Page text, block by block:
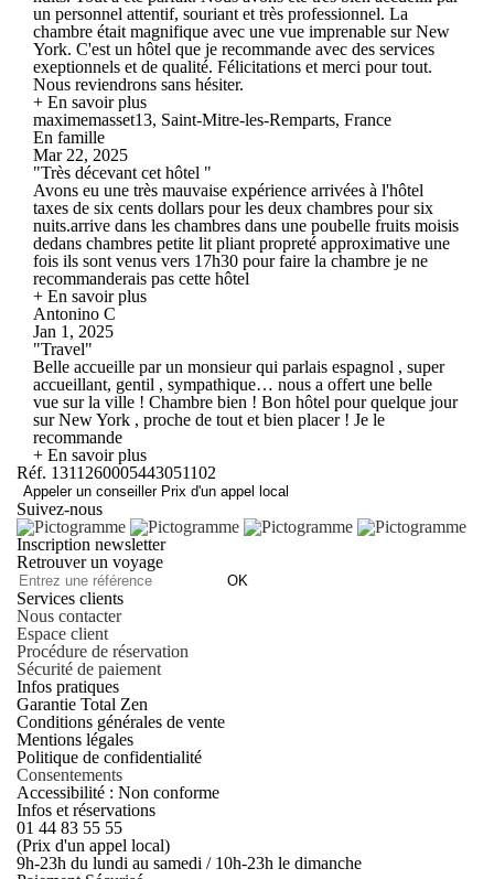
un personnel attentif, souriant et très professionnel. La
chambre était magnifique avec une vue imprenable sur New
York. C'est un hôtel que je recommande avec des services
exeptionnels et de qualité. Félicitations et merci pour tout.
Nous reviendrons sans hésiter.
+ En savoir plus
maximemasset13, Saint-Mitre-les-Remparts, France
En famille
Mar 22, 2025
"Très décevant cet hôtel "
Avons eu une très mauvaise expérience arrivées à l'hôtel
taxes de six cents dollars pour les deux chambres pour six
nuits.arrive dans les chambres dans une poubelle fruits moisis
dedans chambres petite lit pliant propreté approximative une
fois ils sont venus vers 17h30 pour faire la chambre je ne
recommanderais pas cette hôtel
+ En savoir plus
Antonino C
Jan 1, 2025
"Travel"
Belle accueille par un monsieur qui parlais espagnol , super
accueillant, gentil , sympathique… nous a offert une belle
vue sur la ville ! Chambre bien ! Bon hôtel pour quelque jour
sur New York , proche de tout et bien placer ! Je le
recommande
+ En savoir plus
Réf. 1311260005443051102
Appeler un conseiller Prix d'un appel local
Suivez-nous
Inscription newsletter
Retrouver un voyage
OK
Services clients
Nous contacter
Espace client
Procédure de réservation
Sécurité de paiement
Infos pratiques
Garantie Total Zen
Conditions générales de vente
Mentions légales
Politique de confidentialité
Consentements
Accessibilité : Non conforme
Infos et réservations
01 44 83 55 55
(Prix d'un appel local)
9h-23h du lundi au samedi / 10h-23h le dimanche